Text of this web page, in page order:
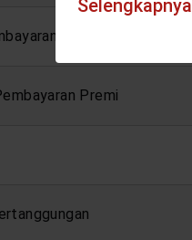
Premi
Premi
Selengkapnya